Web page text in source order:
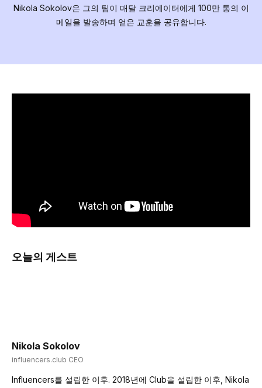
Nikola Sokolov은 그의 팀이 매달 크리에이터에게 100만 통의 이
메일을 발송하며 얻은 교훈을 공유합니다.
오늘의 게스트
Nikola Sokolov
influencers.club CEO
Influencers를 설립한 이후. 2018년에 Club을 설립한 이후, Nikola